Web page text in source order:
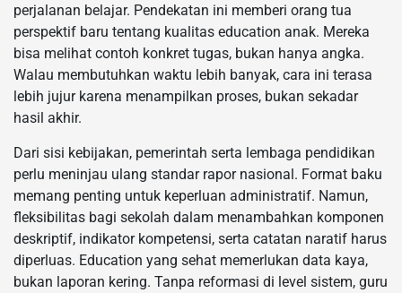
perjalanan belajar. Pendekatan ini memberi orang tua
perspektif baru tentang kualitas education anak. Mereka
bisa melihat contoh konkret tugas, bukan hanya angka.
Walau membutuhkan waktu lebih banyak, cara ini terasa
lebih jujur karena menampilkan proses, bukan sekadar
hasil akhir.
Dari sisi kebijakan, pemerintah serta lembaga pendidikan
perlu meninjau ulang standar rapor nasional. Format baku
memang penting untuk keperluan administratif. Namun,
fleksibilitas bagi sekolah dalam menambahkan komponen
deskriptif, indikator kompetensi, serta catatan naratif harus
diperluas. Education yang sehat memerlukan data kaya,
bukan laporan kering. Tanpa reformasi di level sistem, guru